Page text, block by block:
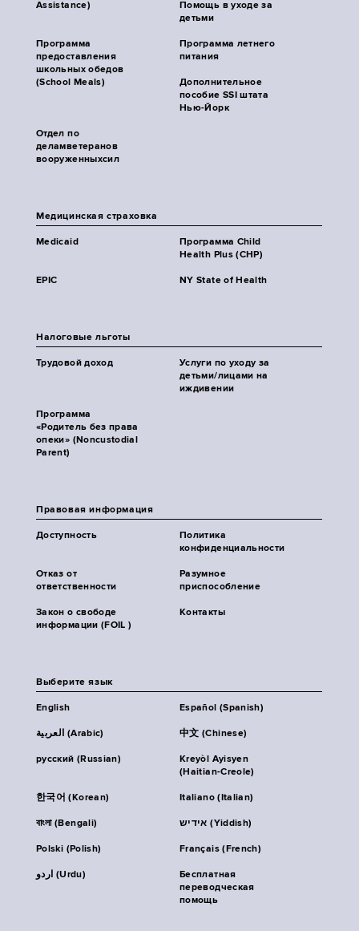
Assistance)
Помощь в уходе за
детьми
Программа
предоставления
школьных обедов
(School Meals)
Программа летнего
питания
Дополнительное
пособие SSI штата
Нью-Йорк
Отдел по
деламветеранов
вооруженныхсил
Медицинская страховка
Medicaid
Программа Child
Health Plus (CHP)
EPIC NY State of Health
Налоговые льготы
Трудовой доход
Услуги по уходу за
детьми/лицами на
иждивении
Программа
«Родитель без права
опеки» (Noncustodial
Parent)
Правовая информация
Доступность
Политика
конфиденциальности
Отказ от
ответственности
Разумное
приспособление
Закон о свободе
информации (FOIL )
Контакты
Выберите язык
English Español (Spanish)
العربية (Arabic) 中文 (Chinese)
русский (Russian)
Kreyòl Ayisyen
(Haitian-Creole)
한국어 (Korean) Italiano (Italian)
বাংলা (Bengali) אידיש (Yiddish)
Polski (Polish) Français (French)
اردو (Urdu)
Бесплатная
переводческая
помощь